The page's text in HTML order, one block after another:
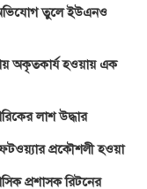
অভিযোগ তুলে ইউএনও
অকৃতকার্য হওয়ায় এক
লাশ উদ্ধার
প্রকৌশলী হওয়া
প্রশাসক রিটনের